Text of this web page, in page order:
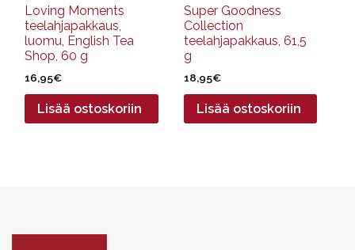
Loving Moments
teelahjapakkaus,
luomu, English Tea
Shop, 60 g
16,95€
Lisää ostoskoriin
Super Goodness
Collection
teelahjapakkaus, 61,5
g
18,95€
Lisää ostoskoriin